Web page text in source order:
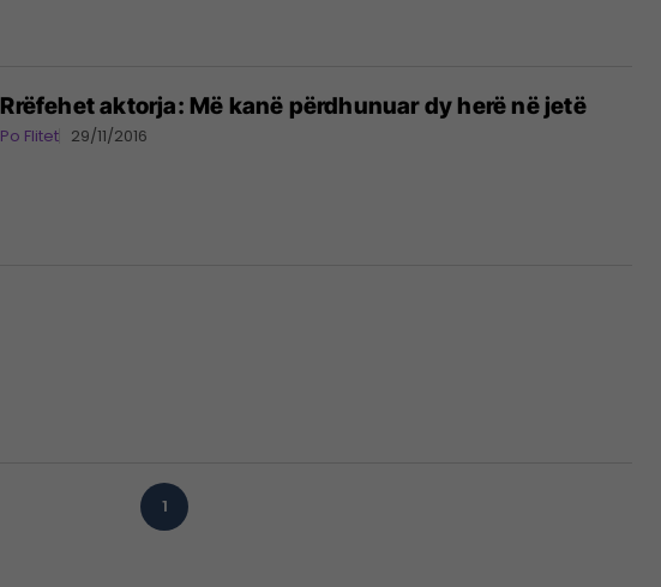
Rrëfehet aktorja: Më kanë përdhunuar dy herë në jetë
Po Flitet 29/11/2016
1